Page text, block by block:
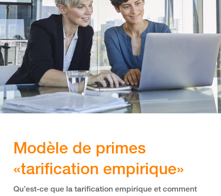
Modèle de primes
«tarification empirique»
Qu’est-ce que la tarification empirique et comment